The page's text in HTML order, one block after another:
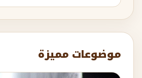
موضوعات مميزة